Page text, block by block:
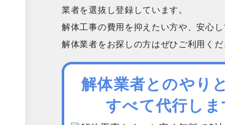
業者を選抜し登録しています。
解体工事の費用を抑えたい方や、安心
解体業者をお探しの方はぜひご利用くだ
解体業者とのやり
すべて代行しま